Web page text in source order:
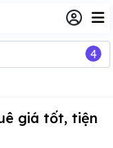
giá tốt, tiện
4